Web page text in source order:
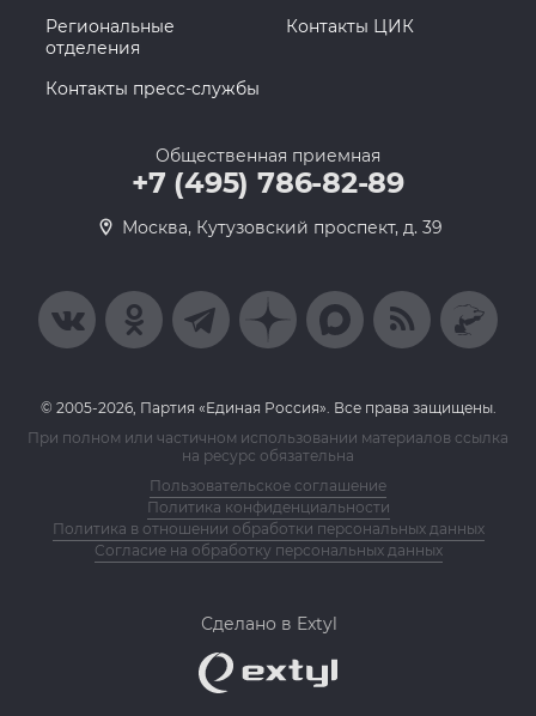
Региональные
отделения
Контакты ЦИК
Контакты пресс-службы
Общественная приемная
+7 (495) 786-82-89
Москва, Кутузовский проспект, д. 39
© 2005-2026, Партия «Единая Россия». Все права защищены.
При полном или частичном использовании материалов ссылка
на ресурс обязательна
Пользовательское соглашение
Политика конфиденциальности
Политика в отношении обработки персональных данных
Согласие на обработку персональных данных
Сделано в Extyl